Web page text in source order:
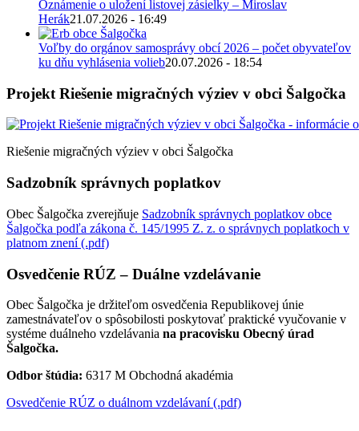
Oznámenie o uložení listovej zásielky – Miroslav
Herák21.07.2026 - 16:49
Voľby do orgánov samosprávy obcí 2026 – počet obyvateľov
ku dňu vyhlásenia volieb20.07.2026 - 18:54
Projekt Riešenie migračných výziev v obci Šalgočka
Riešenie migračných výziev v obci Šalgočka
Sadzobník správnych poplatkov
Obec Šalgočka zverejňuje Sadzobník správnych poplatkov obce
Šalgočka podľa zákona č. 145/1995 Z. z. o správnych poplatkoch v
platnom znení (.pdf)
Osvedčenie RÚZ – Duálne vzdelávanie
Obec Šalgočka je držiteľom osvedčenia Republikovej únie
zamestnávateľov o spôsobilosti poskytovať praktické vyučovanie v
systéme duálneho vzdelávania na pracovisku Obecný úrad
Šalgočka.
Odbor štúdia: 6317 M Obchodná akadémia
Osvedčenie RÚZ o duálnom vzdelávaní (.pdf)